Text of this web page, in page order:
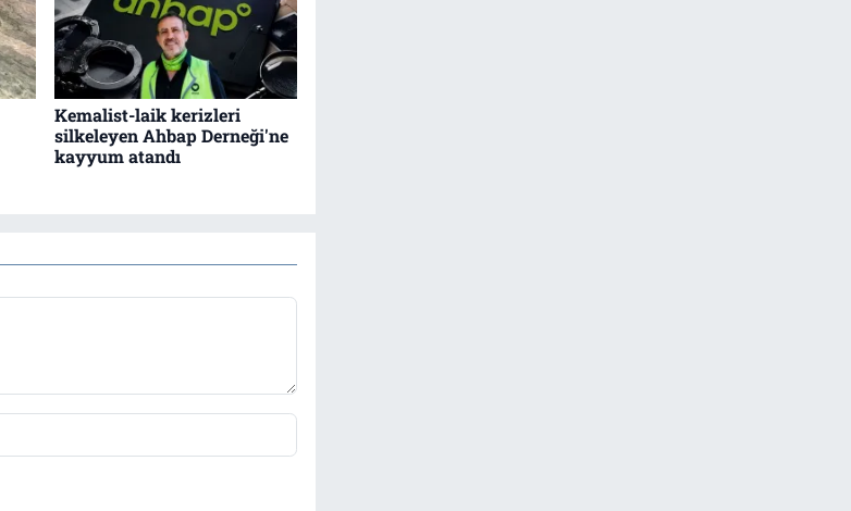
Kemalist-laik kerizleri
silkeleyen Ahbap Derneği'ne
kayyum atandı